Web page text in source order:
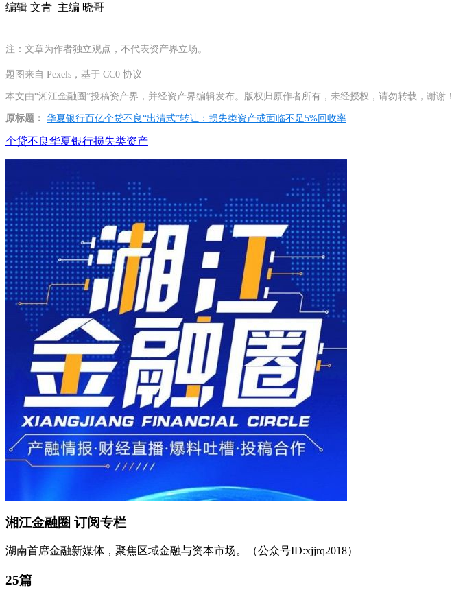
编辑 文青 主编 晓哥
注：文章为作者独立观点，不代表资产界立场。
题图来自 Pexels，基于 CC0 协议
本文由“湘江金融圈”投稿资产界，并经资产界编辑发布。版权归原作者所有，未经授权，请勿转载，谢谢！
原标题： 华夏银行百亿个贷不良“出清式”转让：损失类资产或面临不足5%回收率
个贷不良华夏银行损失类资产
湘江金融圈 订阅专栏
湖南首席金融新媒体，聚焦区域金融与资本市场。（公众号ID:xjjrq2018）
25篇